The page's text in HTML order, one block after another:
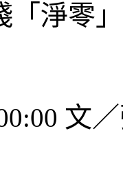
「淨零
文